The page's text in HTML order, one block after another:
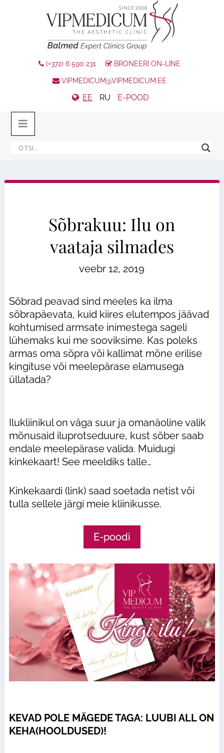
(+372) 6 590 231 BRONEERI ON-LINE
VIPMEDICUM@VIPMEDICUM.EE
EE RU E-POOD
Sõbrakuu: Ilu on
vaataja silmades
veebr 12, 2019
Sõbrad peavad sind meeles ka ilma
sõbrapäevata, kuid kiires elutempos jäävad
kohtumised armsate inimestega sageli
lühemaks kui me sooviksime. Kas poleks
armas oma sõpra või kallimat mõne erilise
kingituse või meelepärase elamusega
üllatada?
Ilukliinikul on väga suur ja omanäoline valik
mõnusaid iluprotseduure, kust sõber saab
endale meelepärase valida. Muidugi
kinkekaart! See meeldiks talle…
Kinkekaardi (link) saad soetada netist või
tulla sellele järgi meie kliinikusse.
E-poodi
KEVAD POLE MÄGEDE TAGA: LUUBI ALL ON
KEHA(HOOLDUSED)!